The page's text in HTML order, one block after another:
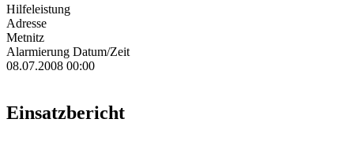
Hilfeleistung
Adresse
Metnitz
Alarmierung Datum/Zeit
08.07.2008 00:00
Einsatzbericht